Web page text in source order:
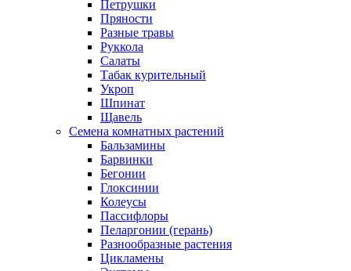
Петрушки
Пряности
Разные травы
Руккола
Салаты
Табак курительный
Укроп
Шпинат
Щавель
Семена комнатных растений
Бальзамины
Барвинки
Бегонии
Глоксинии
Колеусы
Пассифлоры
Пеларгонии (герань)
Разнообразные растения
Цикламены